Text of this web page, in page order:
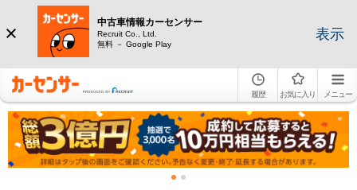
中古車情報カーセンサー
Recruit Co., Ltd.
無料 － Google Play
表示
履歴 お気に入り メニュー